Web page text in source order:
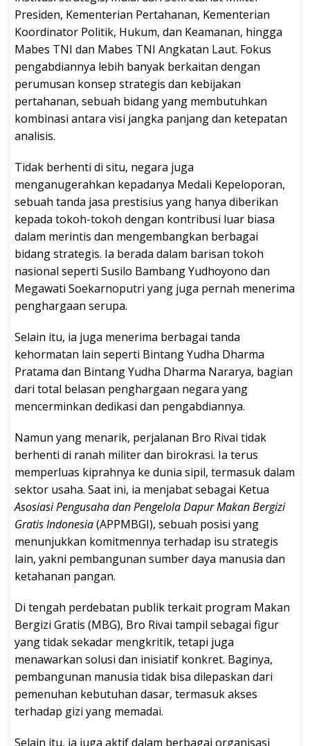
Presiden, Kementerian Pertahanan, Kementerian
Koordinator Politik, Hukum, dan Keamanan, hingga
Mabes TNI dan Mabes TNI Angkatan Laut. Fokus
pengabdiannya lebih banyak berkaitan dengan
perumusan konsep strategis dan kebijakan
pertahanan, sebuah bidang yang membutuhkan
kombinasi antara visi jangka panjang dan ketepatan
analisis.
Tidak berhenti di situ, negara juga
menganugerahkan kepadanya Medali Kepeloporan,
sebuah tanda jasa prestisius yang hanya diberikan
kepada tokoh-tokoh dengan kontribusi luar biasa
dalam merintis dan mengembangkan berbagai
bidang strategis. Ia berada dalam barisan tokoh
nasional seperti Susilo Bambang Yudhoyono dan
Megawati Soekarnoputri yang juga pernah menerima
penghargaan serupa.
Selain itu, ia juga menerima berbagai tanda
kehormatan lain seperti Bintang Yudha Dharma
Pratama dan Bintang Yudha Dharma Nararya, bagian
dari total belasan penghargaan negara yang
mencerminkan dedikasi dan pengabdiannya.
Namun yang menarik, perjalanan Bro Rivai tidak
berhenti di ranah militer dan birokrasi. Ia terus
memperluas kiprahnya ke dunia sipil, termasuk dalam
sektor usaha. Saat ini, ia menjabat sebagai Ketua
Asosiasi Pengusaha dan Pengelola Dapur Makan Bergizi
Gratis Indonesia(APPMBGI), sebuah posisi yang
menunjukkan komitmennya terhadap isu strategis
lain, yakni pembangunan sumber daya manusia dan
ketahanan pangan.
Di tengah perdebatan publik terkait program Makan
Bergizi Gratis (MBG), Bro Rivai tampil sebagai figur
yang tidak sekadar mengkritik, tetapi juga
menawarkan solusi dan inisiatif konkret. Baginya,
pembangunan manusia tidak bisa dilepaskan dari
pemenuhan kebutuhan dasar, termasuk akses
terhadap gizi yang memadai.
Selain itu, ia juga aktif dalam berbagai organisasi